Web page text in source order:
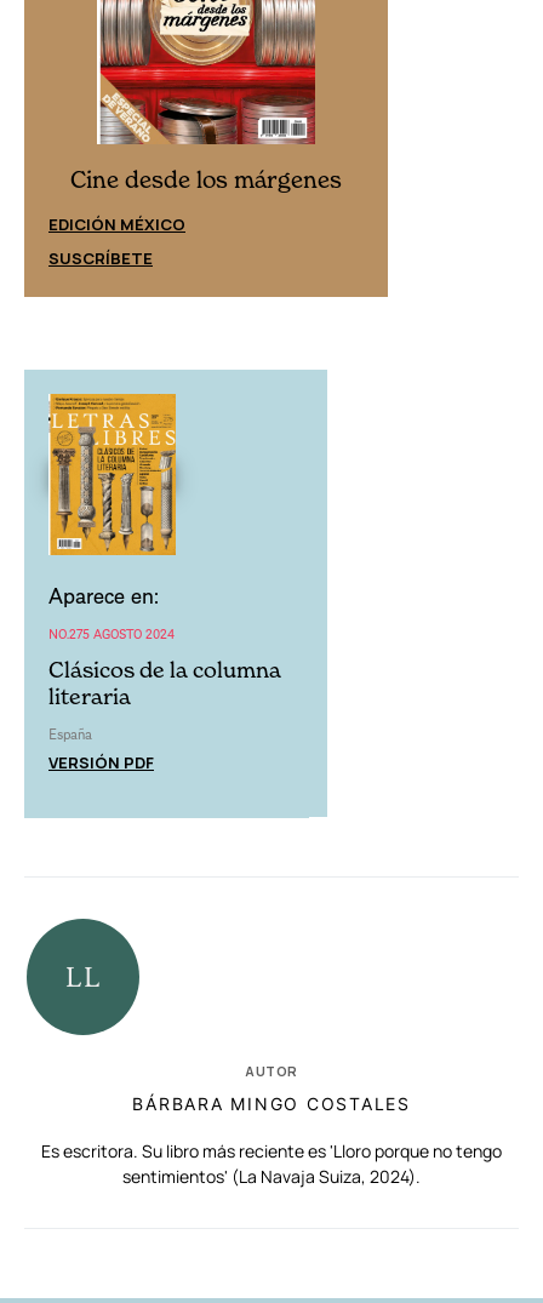
Cine desde los márgenes
EDICIÓN MÉXICO
SUSCRÍBETE
Aparece en:
NO.275 AGOSTO 2024
Clásicos de la columna
literaria
España
VERSIÓN PDF
AUTOR
BÁRBARA MINGO COSTALES
Es escritora. Su libro más reciente es 'Lloro porque no tengo
sentimientos' (La Navaja Suiza, 2024).